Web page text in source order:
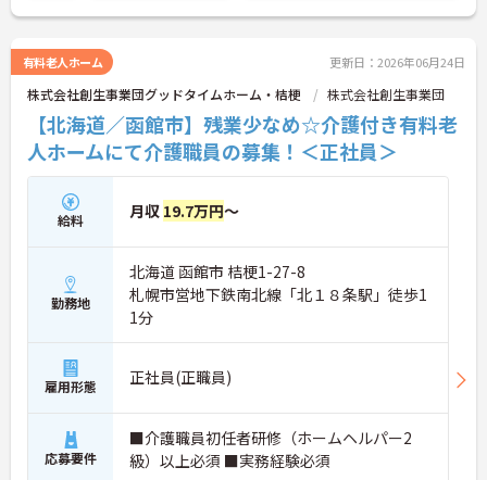
有料老人ホーム 更新日：2026年06月24日
株式会社創生事業団グッドタイムホーム・桔梗 株式会社創生事業団
【北海道／函館市】残業少なめ☆介護付き有料老
人ホームにて介護職員の募集！＜正社員＞
給料 月収 19.7万円～
勤務地
北海道 函館市 桔梗1-27-8
札幌市営地下鉄南北線「北１８条駅」徒歩1
1分
雇用形態 正社員(正職員)
応募要件
■介護職員初任者研修（ホームヘルパー2
級）以上必須 ■実務経験必須